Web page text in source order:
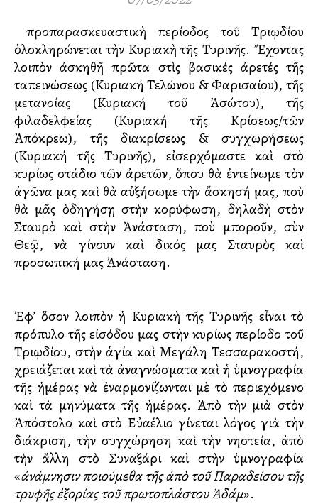
ὁλοκληρώνεται τὴν Κυριακὴ τῆς Τυρινῆς. Ἔχοντας
λοιπὸν ἀσκηθῆ πρῶτα στὶς βασικές ἀρετές τῆς
ταπεινώσεως (Κυριακή Τελώνου & Φαρισαίου), τῆς
μετανοίας (Κυριακή τοῦ Ἀσώτου), τῆς
φιλαδελφείας (Κυριακή τῆς Κρίσεως/τῶν
Ἀπόκρεω), τῆς διακρίσεως & συγχωρήσεως
(Κυριακή τῆς Τυρινῆς), εἰσερχόμαστε καὶ στὸ
κυρίως στάδιο τῶν ἀρετῶν, ὅπου θὰ ἐντείνωμε τὸν
ἀγῶνα μας καὶ θὰ αὐξήσωμε τὴν ἄσκησή μας, ποὺ
θὰ μᾶς ὁδηγήσῃ στὴν κορύφωση, δηλαδὴ στὸν
Σταυρὸ καὶ στὴν Ἀνάσταση, ποὺ μποροῦν, σὺν
Θεῷ, νὰ γίνουν καὶ δικός μας Σταυρὸς καὶ
προσωπική μας Ἀνάσταση.
Ἐφ’ ὅσον λοιπὸν ἡ Κυριακὴ τῆς Τυρινῆς εἶναι τὸ
πρόπυλο τῆς εἰσόδου μας στὴν κυρίως περίοδο τοῦ
Τριῳδίου, στὴν ἁγία καὶ Μεγάλη Τεσσαρακοστή,
χρειάζεται καὶ τὰ ἀναγνώσματα καὶ ἡ ὑμνογραφία
τῆς ἡμέρας νὰ ἐναρμονίζωνται μὲ τὸ περιεχόμενο
καὶ τὰ μηνύματα τῆς ἡμέρας. Ἀπὸ τὴν μιὰ στὸν
Ἀπόστολο καὶ στὸ Εὐαγγέλιο γίνεται λόγος γιὰ τὴν
διάκριση, τὴν συγχώρηση καὶ τὴν νηστεία, ἀπὸ
τὴν ἄλλη στὸ Συναξάρι καὶ στὴν ὑμνογραφία
«ἀνάμνησιν ποιούμεθα τῆς ἀπὸ τοῦ Παραδείσου τῆς
τρυφῆς ἐξορίας τοῦ πρωτοπλάστου Ἀδάμ».